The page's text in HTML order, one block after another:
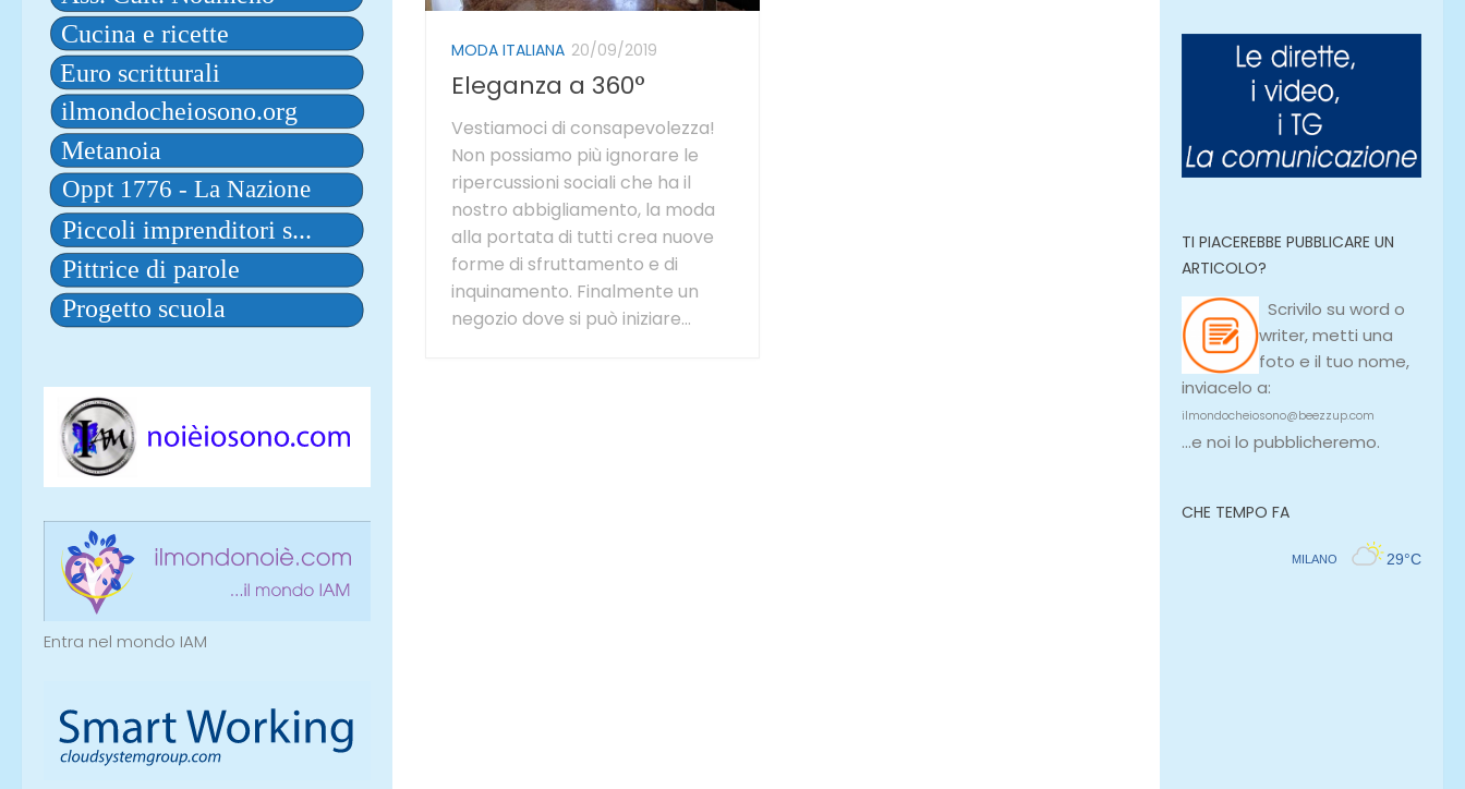
MODA ITALIANA 20/09/2019
Eleganza a 360°
Vestiamoci di consapevolezza!
Non possiamo più ignorare le
ripercussioni sociali che ha il
nostro abbigliamento, la moda
alla portata di tutti crea nuove
forme di sfruttamento e di
inquinamento. Finalmente un
negozio dove si può iniziare...
Entra nel mondo IAM
TI PIACEREBBE PUBBLICARE UN
ARTICOLO?
Scrivilo su word o
writer, metti una
foto e il tuo nome,
inviacelo a:
ilmondocheiosono@beezzup.com
...e noi lo pubblicheremo.
CHE TEMPO FA